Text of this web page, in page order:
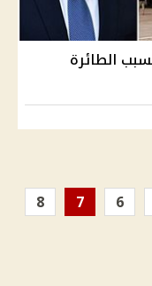
الطائرة
6
7
8